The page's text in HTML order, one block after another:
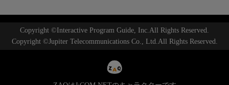
Copyright ©Interactive Program Guide, Inc.All Rights Reserved.
Copyright ©Jupiter Telecommunications Co., Ltd.All Rights Reserved.